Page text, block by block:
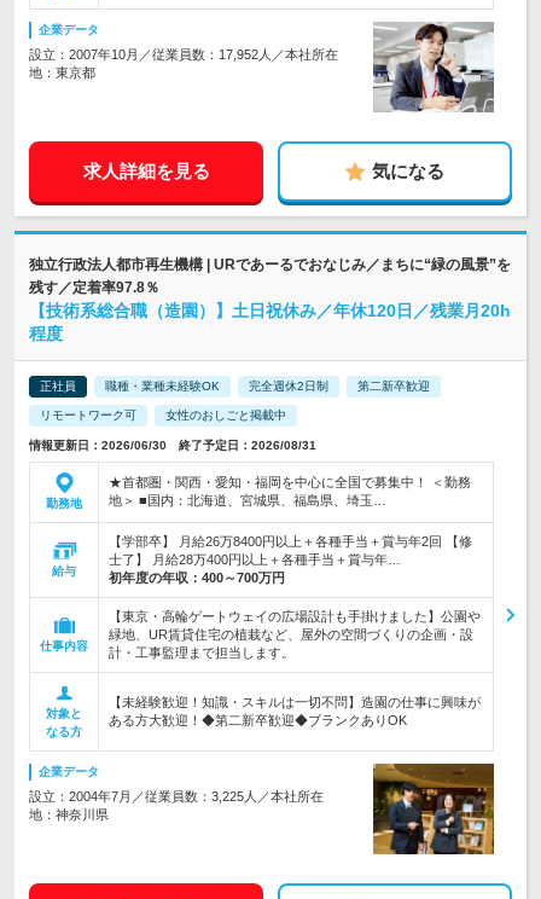
企業データ
設立：2007年10月／従業員数：17,952人／本社所在
地：東京都
求人詳細を見る 気になる
独立行政法人都市再生機構 | URであーるでおなじみ／まちに“緑の風景”を
残す／定着率97.8％
【技術系総合職（造園）】土日祝休み／年休120日／残業月20h
程度
正社員 職種・業種未経験OK 完全週休2日制 第二新卒歓迎
リモートワーク可 女性のおしごと掲載中
情報更新日：2026/06/30 終了予定日：2026/08/31
勤務地
★首都圏・関西・愛知・福岡を中心に全国で募集中！ ＜勤務
地＞ ■国内：北海道、宮城県、福島県、埼玉…
給与
【学部卒】 月給26万8400円以上＋各種手当＋賞与年2回 【修
士了】 月給28万400円以上＋各種手当＋賞与年…
初年度の年収： 400～700万円
仕事内容
【東京・高輪ゲートウェイの広場設計も手掛けました】公園や
緑地、UR賃貸住宅の植栽など、屋外の空間づくりの企画・設
計・工事監理まで担当します。
対象と
なる方
【未経験歓迎！知識・スキルは一切不問】造園の仕事に興味が
ある方大歓迎！◆第二新卒歓迎◆ブランクありOK
企業データ
設立：2004年7月／従業員数：3,225人／本社所在
地：神奈川県